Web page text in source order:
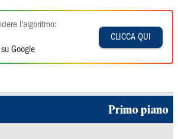
l'algoritmo:
Google
CLICCA QUI
Primo piano